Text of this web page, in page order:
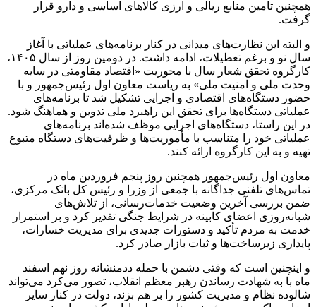
همچنین تامین منابع ریالی و ارزی کالاهای اساسی و دارو قرار
گرفت.
و البته این نظارت‌های میدانی در کنار برنامه‌های عملیاتی با آغاز
سال نو و برغم تعطیلات، ادامه داشت. در دومین روز از سال ۱۴۰۵،
کارگروه تحقق شعار سال با محوریت «اقتصاد مقاومتی در سایه
وحدت ملی و امنیت ملی» به ریاست معاون اول رئیس‌جمهور و با
حضور دستگاه‌های اقتصادی و اجرایی تشکیل شد تا برنامه‌های
عملیاتی دستگاه‌ها برای تحقق این راهبرد ملی تدوین و هماهنگ شود.
در این راستا، دستگاه‌های اجرایی موظف شده‌اند برنامه‌های
عملیاتی خود را متناسب با مأموریت‌ها و ظرفیت‌های دستگاه متبوع
تهیه و به این کارگروه ارائه کنند.
معاون اول رئیس‌جمهور همچنین روز پنجم فروردین ماه در
تماس‌های تلفنی جداگانه با جمعی از وزرا و رئیس کل بانک مرکزی،
ضمن بررسی آخرین وضعیت خدمات‌رسانی، از تلاش‌های
شبانه‌روزی اعضای کابینه در شرایط جنگی تقدیر کرد و بر استمرار
خدمت به مردم تأکید و دستورات جدیدی برای مدیریت خسارات،
پایداری زیرساخت‌ها و ثبات بازار صادر کرد.
و اینچنین است که وقتی دشمن با حمله ددمنشانه روز نهم اسفند
ماه با به شهادت رساندن رهبر معظم انقلاب، تصور می‌کرد می‌تواند
شالوده نظام و مدیریت کشور را بر هم بزند، دولت در کنار سایر